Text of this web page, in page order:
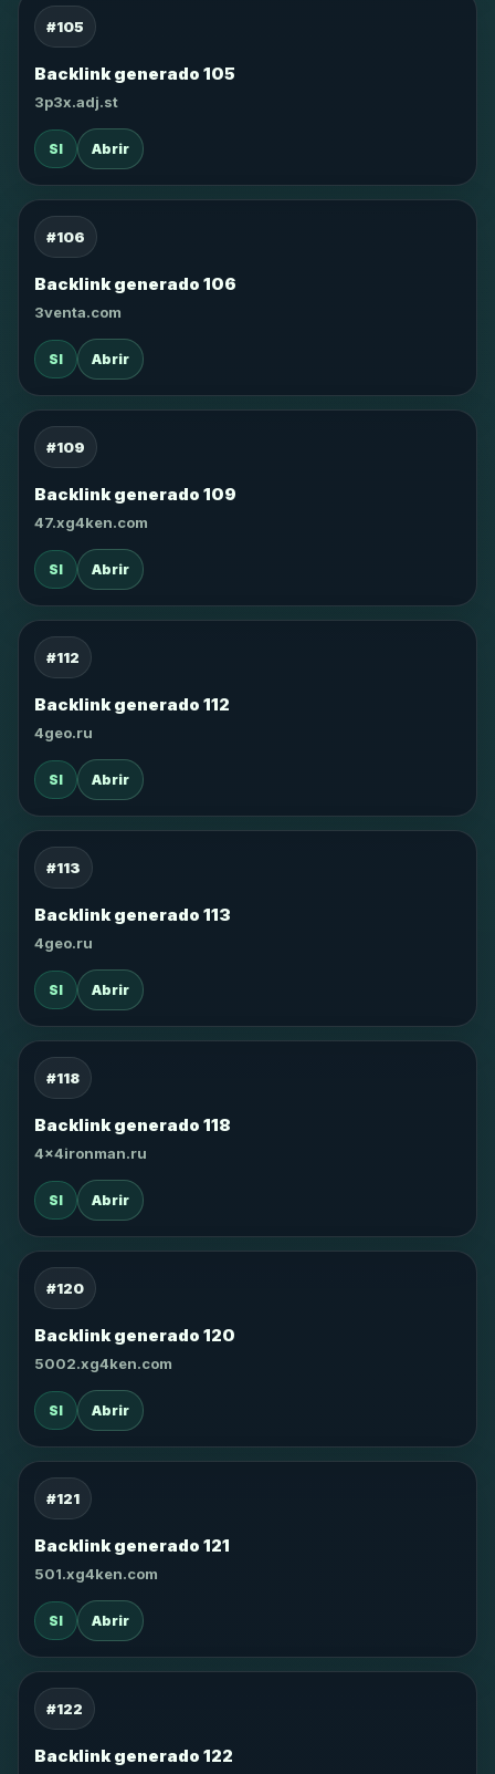
#105
Backlink generado 105
3p3x.adj.st
SI Abrir
#106
Backlink generado 106
3venta.com
SI Abrir
#109
Backlink generado 109
47.xg4ken.com
SI Abrir
#112
Backlink generado 112
4geo.ru
SI Abrir
#113
Backlink generado 113
4geo.ru
SI Abrir
#118
Backlink generado 118
4x4ironman.ru
SI Abrir
#120
Backlink generado 120
5002.xg4ken.com
SI Abrir
#121
Backlink generado 121
501.xg4ken.com
SI Abrir
#122
Backlink generado 122